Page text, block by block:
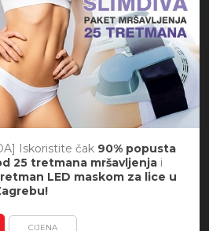
Iskoristite čak 90% popusta
25 tretmana mršavljenja i
LED maskom za lice u
CIJENA